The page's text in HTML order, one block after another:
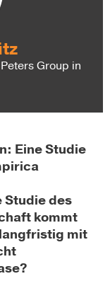
Group in
Eine Studie
des
kommt
mit